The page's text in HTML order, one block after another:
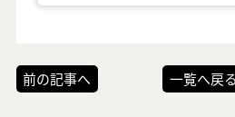
前の記事へ 一覧へ戻る